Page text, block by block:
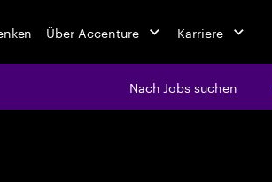
Über Accenture Karriere
Nach Jobs suchen